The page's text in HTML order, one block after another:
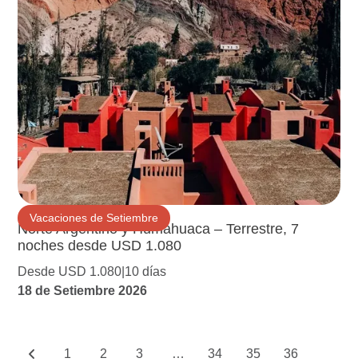
Vacaciones de Setiembre
Norte Argentino y Humahuaca – Terrestre, 7
noches desde USD 1.080
Desde USD 1.080 10 días
18 de Setiembre 2026
1 2 3 … 34 35 36